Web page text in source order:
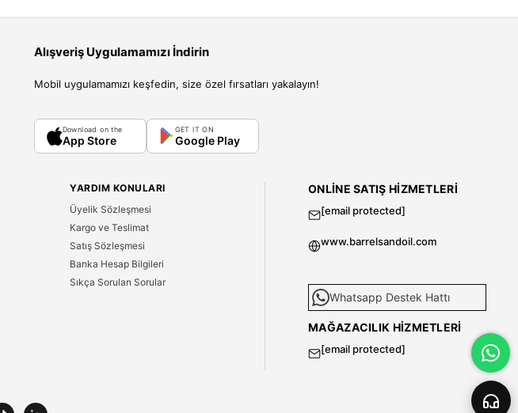
Alışveriş Uygulamamızı İndirin
Mobil uygulamamızı keşfedin, size özel fırsatları yakalayın!
Download on the
App Store
GET IT ON
Google Play
YARDIM KONULARI
Üyelik Sözleşmesi
Kargo ve Teslimat
Satış Sözleşmesi
Banka Hesap Bilgileri
Sıkça Sorulan Sorular
ONLINE SATIŞ HIZMETLERI
[email protected]
www.barrelsandoil.com
Whatsapp Destek Hattı
MAĞAZACILIK HIZMETLERI
[email protected]